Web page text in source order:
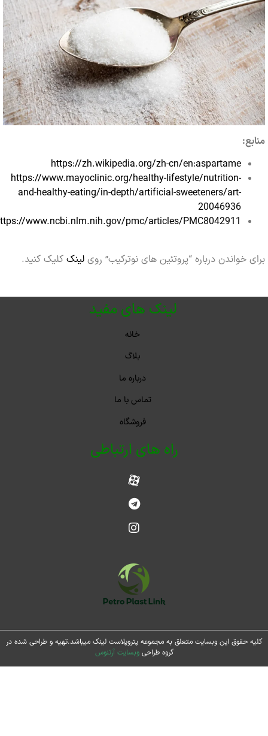
https://zh.wikipedia.org/zh-cn/en:aspartame
https://www.mayoclinic.org/healthy-lifestyle/nutrition-
and-healthy-eating/in-depth/artificial-sweeteners/art-
20046936
https://www.ncbi.nlm.nih.gov/pmc/articles/PMC8042911/
درباره “پروتئین‌ های نوترکیب” روی لینک کلیک کنید.
لینک های مفید
درباره ما
تماس با ما
فروشگاه
راه های ارتباطی
این وبسایت متعلق به مجموعه پتروپلاست لینک میباشد.تهیه و طراحی شده در
گروه طراحی وبسایت آرتنوس